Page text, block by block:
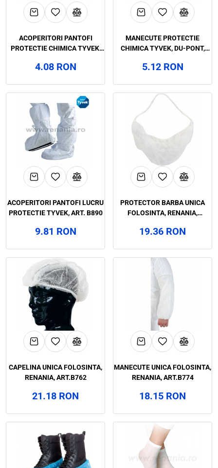
ACOPERITORI PANTOFI
PROTECTIE CHIMICA TYVEK,
4.08 RON
MANECUTE PROTECTIE
CHIMICA TYVEK, DU-PONT,
5.12 RON
ACOPERITORI PANTOFI LUCRU
PROTECTIE TYVEK, ART. B890
9.81 RON
PROTECTOR BARBA UNICA
FOLOSINTA, RENANIA,
19.36 RON
CAPELINA UNICA FOLOSINTA,
RENANIA, ART.B762
21.18 RON
MANECUTE UNICA FOLOSINTA,
RENANIA, ART.B774
18.15 RON